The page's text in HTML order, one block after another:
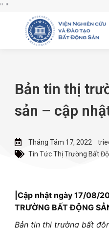
" "
Bản tin thị
sản – cập
Tháng Tám 17, 2022
Tin Tức Thị Trường Bất
|Cập nhật ngày 17/08/
TRƯỜNG BẤT ĐỘNG
Bản tin thị trường bất